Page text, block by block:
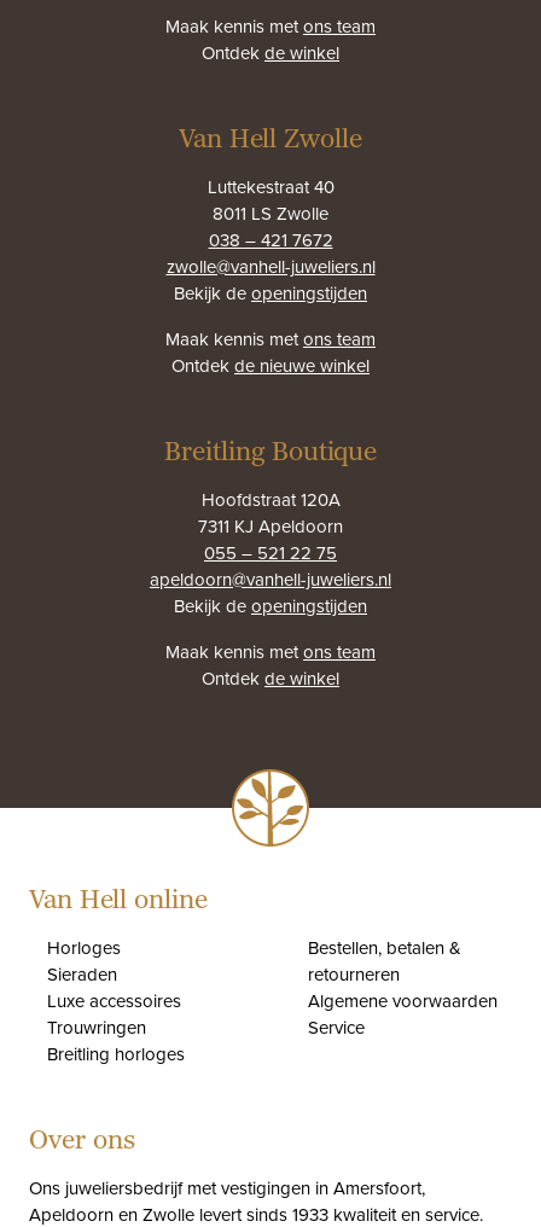
Maak kennis metons team
Ontdekde winkel
Van Hell Zwolle
Luttekestraat 40
8011 LS Zwolle
038 – 421 7672
zwolle@vanhell-juweliers.nl
Bekijk deopeningstijden
Maak kennis metons team
Ontdekde nieuwe winkel
Breitling Boutique
Hoofdstraat 120A
7311 KJ Apeldoorn
055 – 521 22 75
apeldoorn@vanhell-juweliers.nl
Bekijk deopeningstijden
Maak kennis metons team
Ontdekde winkel
Van Hell online
Horloges
Sieraden
Luxe accessoires
Trouwringen
Breitling horloges
Bestellen, betalen &
retourneren
Algemene voorwaarden
Service
Over ons
Ons juweliersbedrijf met vestigingen in Amersfoort,
Apeldoorn en Zwolle levert sinds 1933 kwaliteit en service.